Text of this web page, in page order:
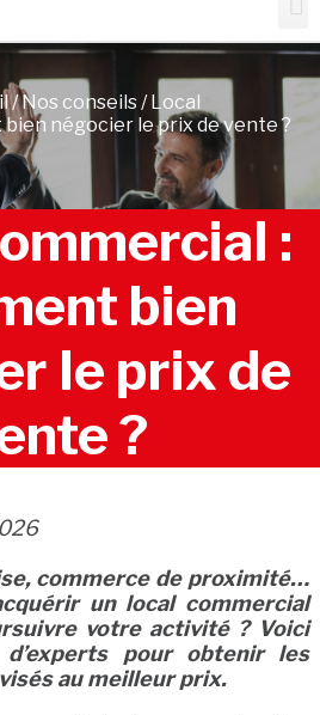
/Nos conseils/ Local
négocier le prix de vente ?
:
bien
le prix de
?
commerce de proximité…
un local commercial
votre activité ? Voici
d’experts pour obtenir les
au meilleur prix.